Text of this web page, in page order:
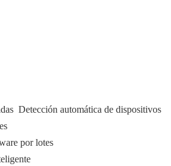
 Detección automática de dispositivos
por lotes